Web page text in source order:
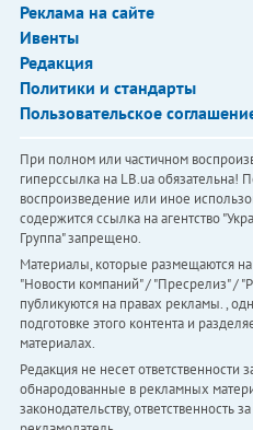
Реклама на сайте
Ивенты
Редакция
Политики и стандарты
Пользовательское
При полном или частичном
гиперссылка на LB.ua обязательна!
воспроизведение или иное
содержится ссылка на агентство
Группа" запрещено.
Материалы, которые размещаются
"Новости компаний" / "Пресрелиз" /
публикуются на правах рекламы. ,
подготовке этого контента и
материалах.
Редакция не несет
обнародованные в рекламных
законодательству, ответственность